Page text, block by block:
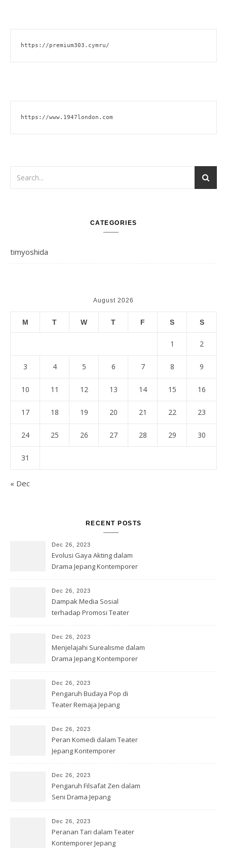
https://premium303.cymru/
https://www.1947london.com
CATEGORIES
timyoshida
August 2026
M T W T F S S
1 2
3 4 5 6 7 8 9
10 11 12 13 14 15 16
17 18 19 20 21 22 23
24 25 26 27 28 29 30
31
« Dec
RECENT POSTS
Dec 26, 2023
Evolusi Gaya Akting dalam
Drama Jepang Kontemporer
Dec 26, 2023
Dampak Media Sosial
terhadap Promosi Teater
Dec 26, 2023
Menjelajahi Surealisme dalam
Drama Jepang Kontemporer
Dec 26, 2023
Pengaruh Budaya Pop di
Teater Remaja Jepang
Dec 26, 2023
Peran Komedi dalam Teater
Jepang Kontemporer
Dec 26, 2023
Pengaruh Filsafat Zen dalam
Seni Drama Jepang
Dec 26, 2023
Peranan Tari dalam Teater
Kontemporer Jepang